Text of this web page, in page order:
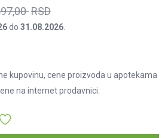
RSD.
RSD
цена
1.497,00 RSD.
do 31.08.2026
kupovinu, cene proizvoda u apotekama
na internet prodavnici.